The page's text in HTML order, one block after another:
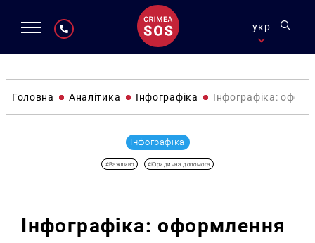
укр
Головна Аналітика Інфографіка Інфографіка:
Інфографіка
#Важливо #Юридична допомога
Інфографіка: оформлення